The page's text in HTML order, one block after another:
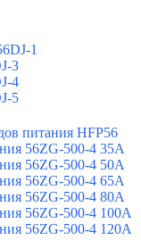
1
3
4
5
питания HFP56
56ZG-500-4 35A
56ZG-500-4 50A
56ZG-500-4 65A
56ZG-500-4 80A
56ZG-500-4 100A
56ZG-500-4 120A